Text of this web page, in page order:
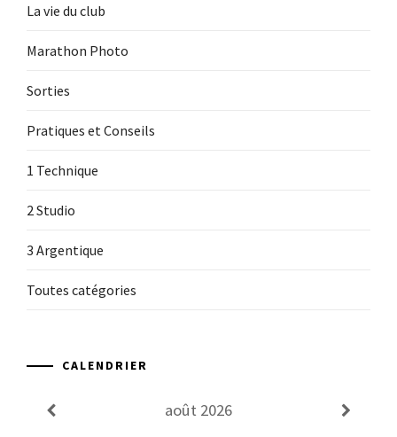
La vie du club
Marathon Photo
Sorties
Pratiques et Conseils
1 Technique
2 Studio
3 Argentique
Toutes catégories
CALENDRIER
août 2026